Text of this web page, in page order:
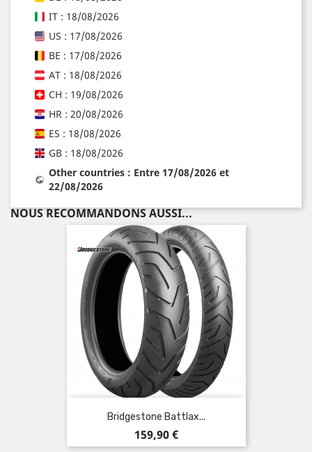
IT : 18/08/2026
US : 17/08/2026
BE : 17/08/2026
AT : 18/08/2026
CH : 19/08/2026
HR : 20/08/2026
ES : 18/08/2026
GB : 18/08/2026
Other countries : Entre 17/08/2026 et
22/08/2026
NOUS RECOMMANDONS AUSSI...
Bridgestone Battlax...
Prix
159,90 €